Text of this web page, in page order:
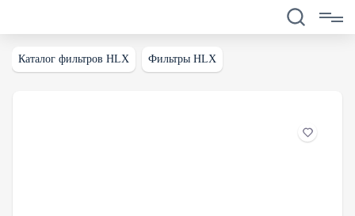
Каталог фильтров HLX Фильтры HLX